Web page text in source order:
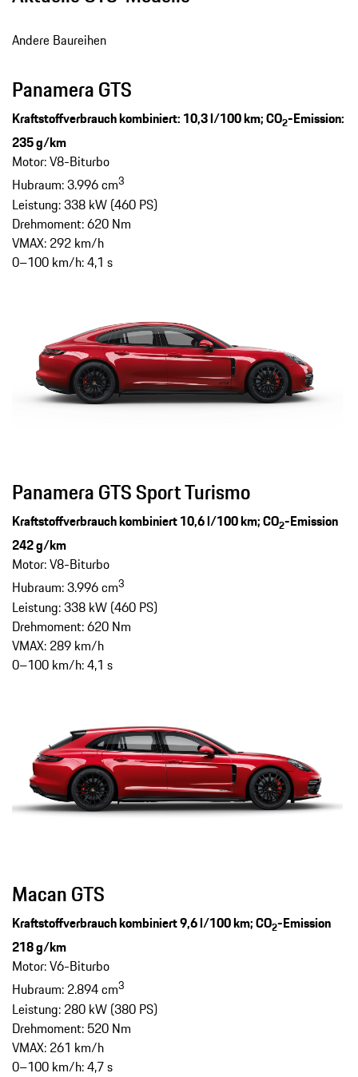
Andere Baureihen
Panamera GTS
Kraftstoffverbrauch kombiniert: 10,3 l/100 km; CO2-Emission:
235 g/km
Motor: V8-Biturbo
Hubraum: 3.996 cm3
Leistung: 338 kW (460 PS)
Drehmoment: 620 Nm
VMAX: 292 km/h
0–100 km/h: 4,1 s
Panamera GTS Sport Turismo
Kraftstoffverbrauch kombiniert 10,6 l/100 km; CO2-Emission
242 g/km
Motor: V8-Biturbo
Hubraum: 3.996 cm3
Leistung: 338 kW (460 PS)
Drehmoment: 620 Nm
VMAX: 289 km/h
0–100 km/h: 4,1 s
Macan GTS
Kraftstoffverbrauch kombiniert 9,6 l/100 km; CO2-Emission
218 g/km
Motor: V6-Biturbo
Hubraum: 2.894 cm3
Leistung: 280 kW (380 PS)
Drehmoment: 520 Nm
VMAX: 261 km/h
0–100 km/h: 4,7 s